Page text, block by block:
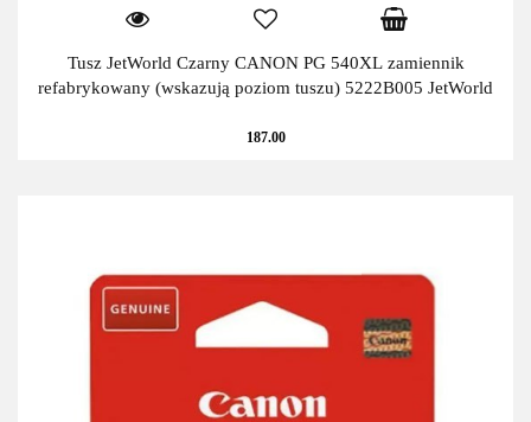
Tusz JetWorld Czarny CANON PG 540XL zamiennik
refabrykowany (wskazują poziom tuszu) 5222B005 JetWorld
187.00